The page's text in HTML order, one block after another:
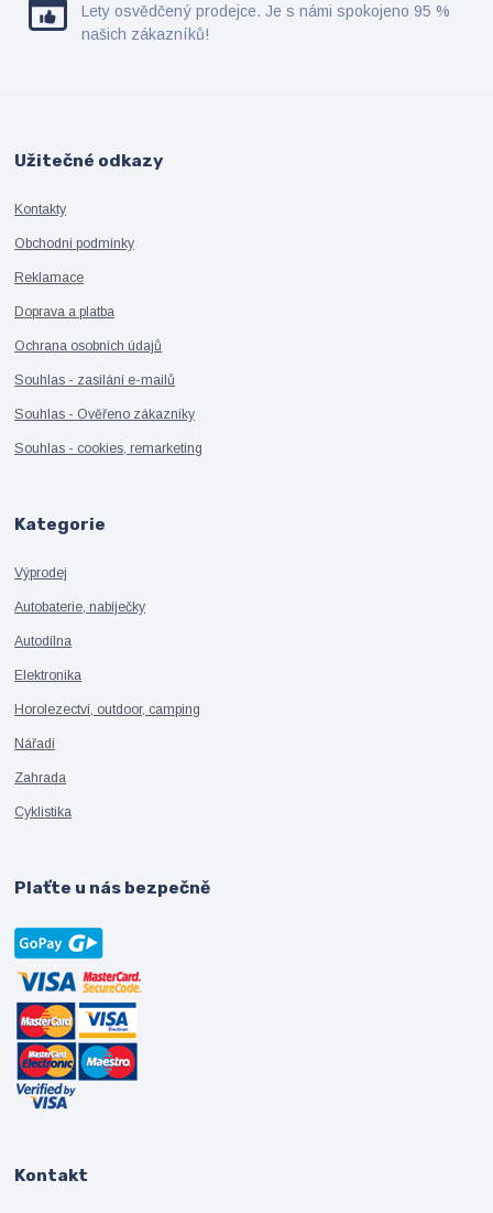
Lety osvědčený prodejce. Je s námi spokojeno 95 %
našich zákazníků!
Užitečné odkazy
Kontakty
Obchodní podmínky
Reklamace
Doprava a platba
Ochrana osobních údajů
Souhlas - zasílání e-mailů
Souhlas - Ověřeno zákazníky
Souhlas - cookies, remarketing
Kategorie
Výprodej
Autobaterie, nabíječky
Autodílna
Elektronika
Horolezectví, outdoor, camping
Nářadí
Zahrada
Cyklistika
Plaťte u nás bezpečně
Kontakt